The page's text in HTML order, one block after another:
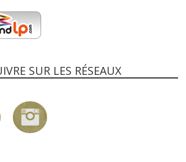
SUR LES RÉSEAUX